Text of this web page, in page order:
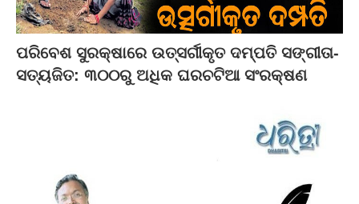
ପରିବେଶ ସୁରକ୍ଷାରେ ଉତ୍ସର୍ଗୀକୃତ ଦମ୍ପତି ସଙ୍ଗୀତା-
ସତ୍ୟଜିତ: ୩୦୦ରୁ ଅଧିକ ଘରଚଟିଆ ସଂରକ୍ଷଣ